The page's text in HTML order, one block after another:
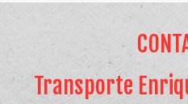
Transporte